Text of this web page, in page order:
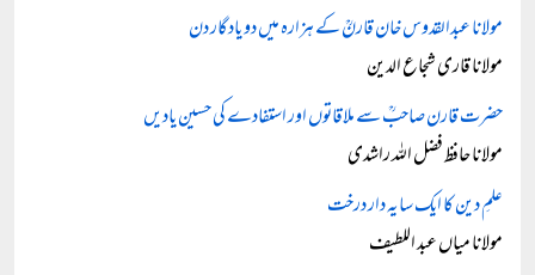
مولانا عبدالقدوس خان قارنؒ کے ہزارہ میں دو یادگار دن
مولانا قاری شجاع الدین
حضرت قارن صاحبؒ سے ملاقاتوں اور استفادے کی حسین یادیں
مولانا حافظ فضل اللہ راشدی
علمِ دین کا ایک سایہ دار درخت
مولانا میاں عبد اللطیف